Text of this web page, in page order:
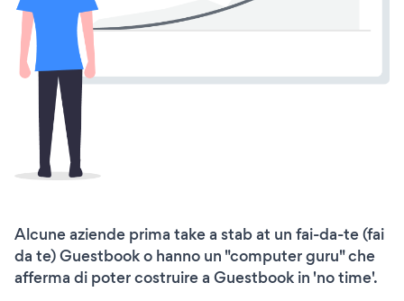
Alcune aziende prima take a stab at un fai-da-te (fai
da te) Guestbook o hanno un "computer guru" che
afferma di poter costruire a Guestbook in 'no time'.